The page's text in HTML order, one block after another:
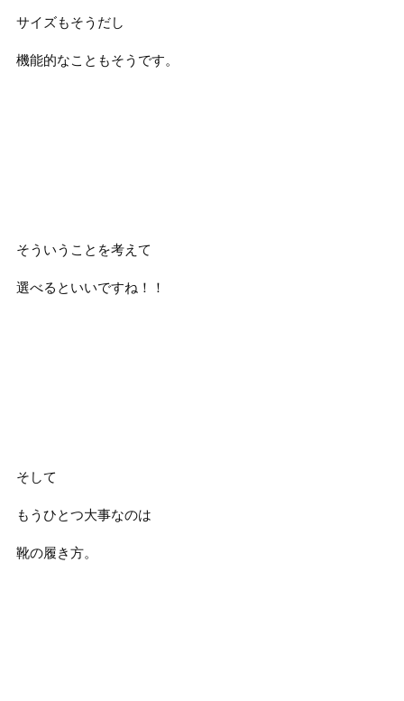
サイズもそうだし
機能的なこともそうです。
そういうことを考えて
選べるといいですね！！
そして
もうひとつ大事なのは
靴の履き方。